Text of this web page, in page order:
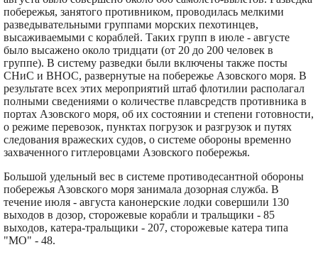
побережья, занятого противником, проводилась мелкими
разведывательными группами морских пехотинцев,
высаживаемыми с кораблей. Таких групп в июле - августе
было высажено около тридцати (от 20 до 200 человек в
группе). В систему разведки были включены также посты
СНиС и ВНОС, развернутые на побережье Азовского моря. В
результате всех этих мероприятий штаб флотилии располагал
полными сведениями о количестве плавсредств противника в
портах Азовского моря, об их состоянии и степени готовности,
о режиме перевозок, пунктах погрузок и разгрузок и путях
следования вражеских судов, о системе обороны временно
захваченного гитлеровцами Азовского побережья.
Большой удельный вес в системе противодесантной обороны
побережья Азовского моря занимала дозорная служба. В
течение июля - августа канонерские лодки совершили 130
выходов в дозор, сторожевые корабли и тральщики - 85
выходов, катера-тральщики - 207, сторожевые катера типа
"МО" - 48.